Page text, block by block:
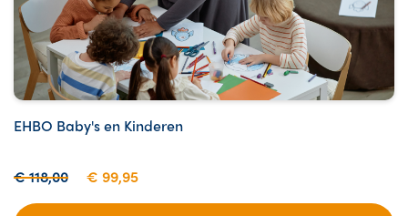
EHBO Baby's en Kinderen
€ 118,00 € 99,95